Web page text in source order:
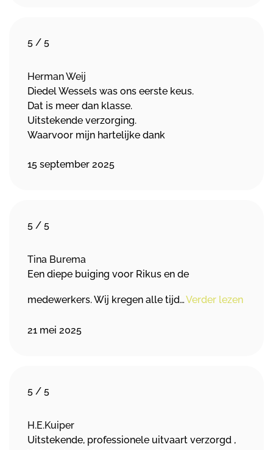
5 / 5
Herman Weij
Diedel Wessels was ons eerste keus.
Dat is meer dan klasse.
Uitstekende verzorging.
Waarvoor mijn hartelijke dank
15 september 2025
5 / 5
Tina Burema
Een diepe buiging voor Rikus en de
medewerkers. Wij kregen alle tijd…Verder lezen
21 mei 2025
5 / 5
H.E.Kuiper
Uitstekende, professionele uitvaart verzorgd ,